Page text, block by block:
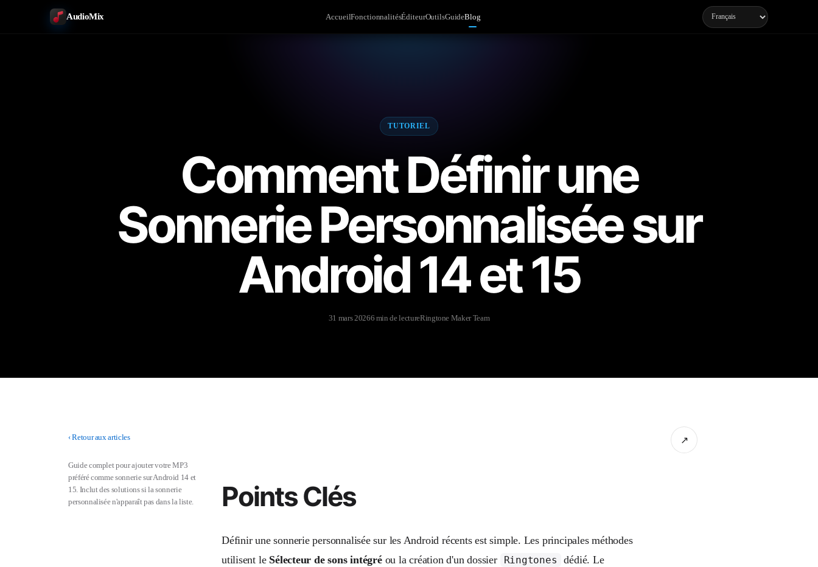
AudioMix AccueilFonctionnalitésÉditeurOutilsGuideBlog
TUTORIEL
Comment Définir une
Sonnerie Personnalisée sur
Android 14 et 15
31 mars 20266 min de lectureRingtone Maker Team
‹Retour aux articles
Guide complet pour ajouter votre MP3
préféré comme sonnerie sur Android 14 et
15. Inclut des solutions si la sonnerie
personnalisée n'apparaît pas dans la liste.
Points Clés
Définir une sonnerie personnalisée sur les Android récents est simple. Les principales méthodes
utilisent le Sélecteur de sons intégréou la création d'un dossier Ringtones
dédié. Le
↗